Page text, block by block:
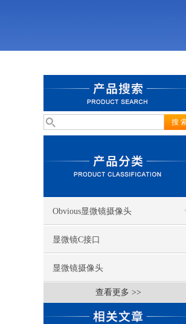
Obvious显微镜摄像头
显微镜C接口
显微镜摄像头
查看更多 >>